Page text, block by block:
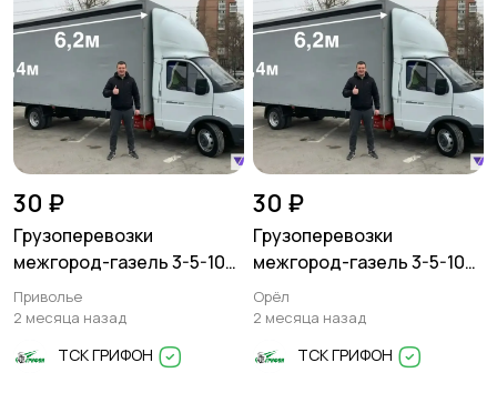
30 ₽
Грузоперевозки
межгород-газель 3-5-10
тонн
Приволье
2 месяца назад
ТСК ГРИФОН
30 ₽
Грузоперевозки
межгород-газель 3-5-10
тонн
Орёл
2 месяца назад
ТСК ГРИФОН